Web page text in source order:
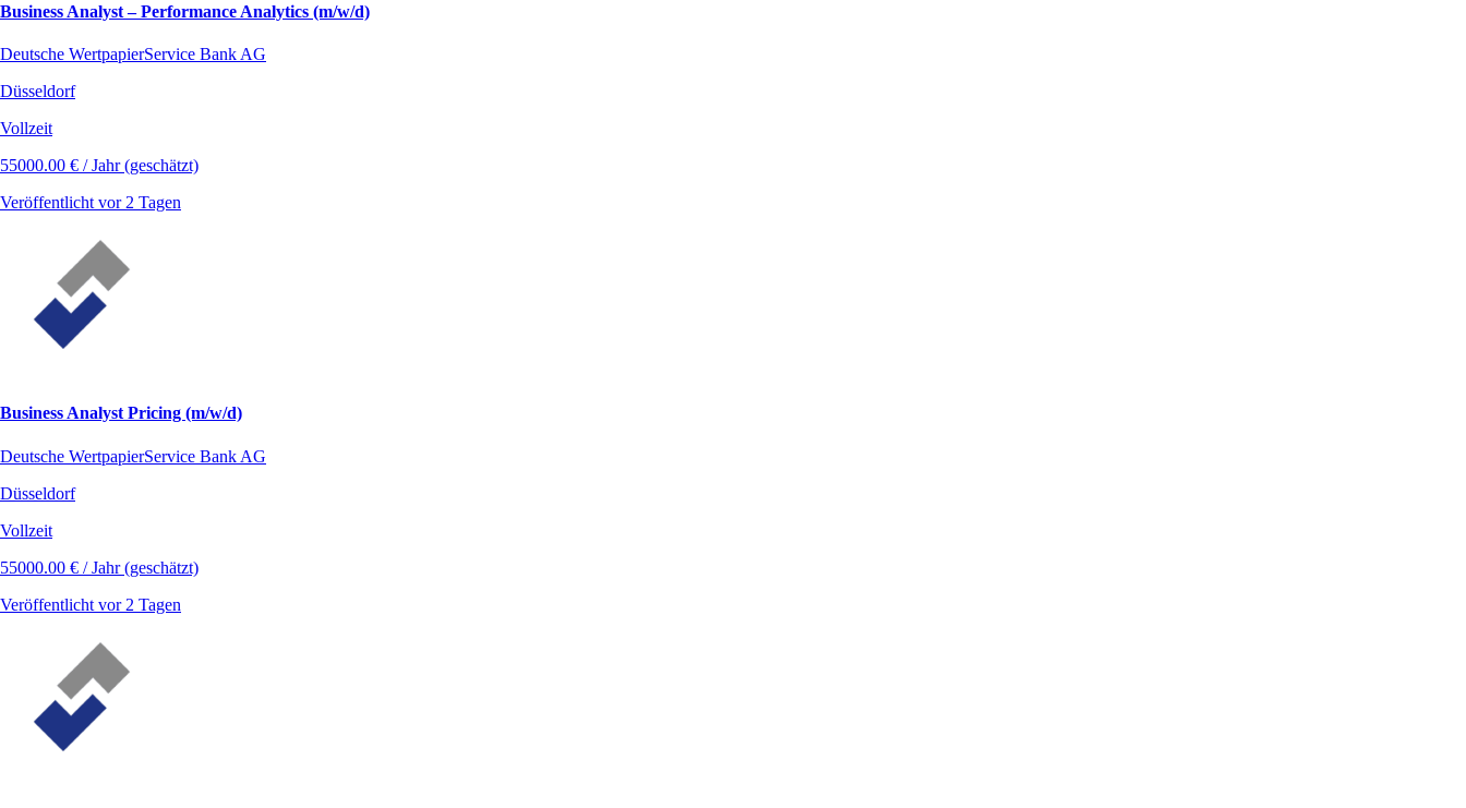
Business Analyst – Performance Analytics (m/w/d)
Deutsche WertpapierService Bank AG
Düsseldorf
Vollzeit
55000.00 € / Jahr (geschätzt)
Veröffentlicht vor 2 Tagen
Business Analyst Pricing (m/w/d)
Deutsche WertpapierService Bank AG
Düsseldorf
Vollzeit
55000.00 € / Jahr (geschätzt)
Veröffentlicht vor 2 Tagen